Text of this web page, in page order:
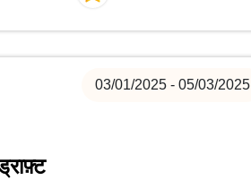
03/01/2025 - 05/03/2025